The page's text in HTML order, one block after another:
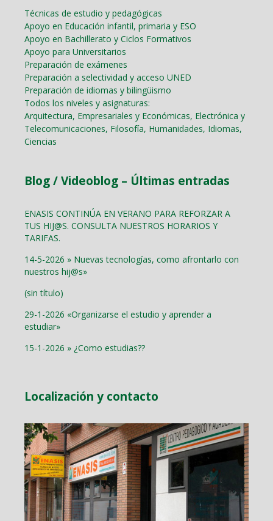
Técnicas de estudio y pedagógicas
Apoyo en Educación infantil, primaria y ESO
Apoyo en Bachillerato y Ciclos Formativos
Apoyo para Universitarios
Preparación de exámenes
Preparación a selectividad y acceso UNED
Preparación de idiomas y bilingüismo
Todos los niveles y asignaturas:
Arquitectura, Empresariales y Económicas, Electrónica y
Telecomunicaciones, Filosofía, Humanidades, Idiomas,
Ciencias
Blog / Videoblog – Últimas entradas
ENASIS CONTINÚA EN VERANO PARA REFORZAR A
TUS HIJ@S. CONSULTA NUESTROS HORARIOS Y
TARIFAS.
14-5-2026 » Nuevas tecnologías, como afrontarlo con
nuestros hij@s»
(sin título)
29-1-2026 «Organizarse el estudio y aprender a
estudiar»
15-1-2026 » ¿Como estudias??
Localización y contacto